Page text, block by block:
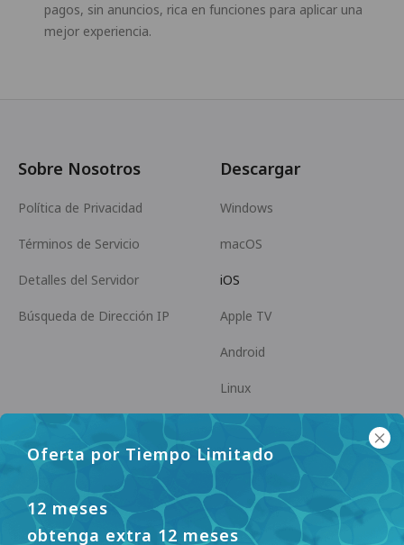
pagos, sin anuncios, rica en funciones para aplicar una
mejor experiencia.
Oferta por Tiempo Limitado
12 meses
obtenga extra 12 meses
Sobre Nosotros
Política de Privacidad
Términos de Servicio
Detalles del Servidor
Búsqueda de Dirección IP
Descargar
Windows
macOS
iOS
Apple TV
Android
Linux
Android TV
Centro de Ayuda
panda7x24@gmail.com
FAQ
Cooperación
Conviértase en Afiliado